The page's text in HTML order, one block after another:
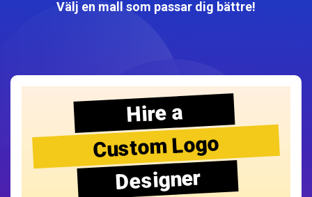
Välj en mall som passar dig bättre!
Hire a
Custom Logo
Designer